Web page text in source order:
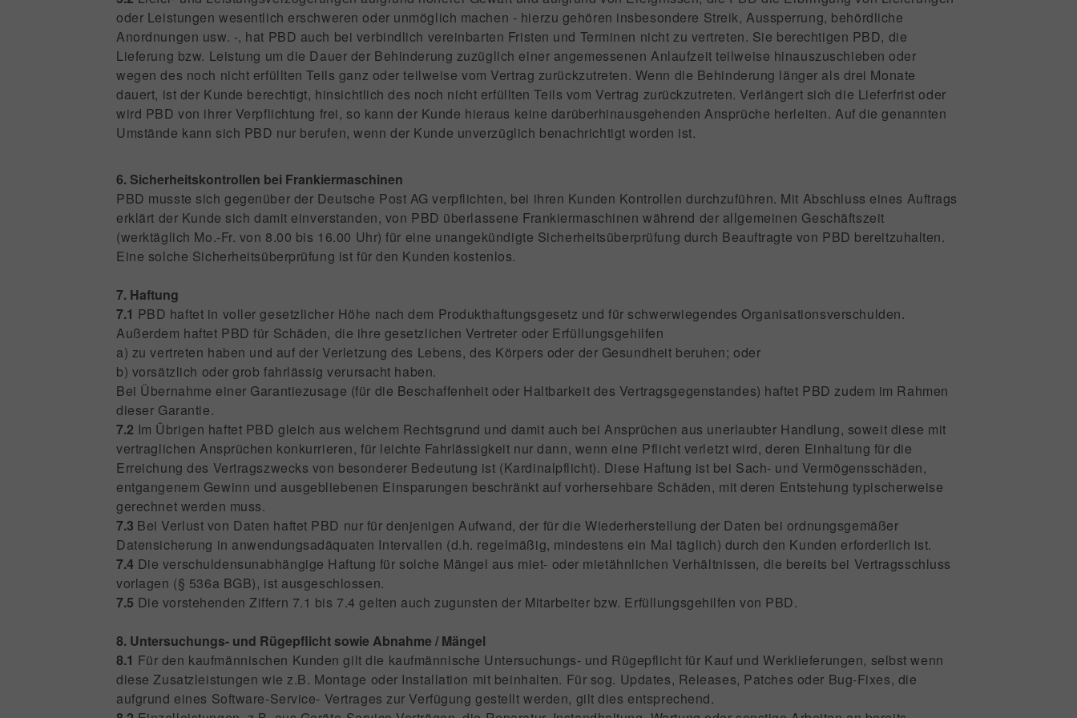
oder Leistungen wesentlich erschweren oder unmöglich machen - hierzu gehören insbesondere Streik, Aussperrung, behördliche
Anordnungen usw. -, hat PBD auch bei verbindlich vereinbarten Fristen und Terminen nicht zu vertreten. Sie berechtigen PBD, die
Lieferung bzw. Leistung um die Dauer der Behinderung zuzüglich einer angemessenen Anlaufzeit teilweise hinauszuschieben oder
wegen des noch nicht erfüllten Teils ganz oder teilweise vom Vertrag zurückzutreten. Wenn die Behinderung länger als drei Monate
dauert, ist der Kunde berechtigt, hinsichtlich des noch nicht erfüllten Teils vom Vertrag zurückzutreten. Verlängert sich die Lieferfrist oder
wird PBD von ihrer Verpflichtung frei, so kann der Kunde hieraus keine darüberhinausgehenden Ansprüche herleiten. Auf die genannten
Umstände kann sich PBD nur berufen, wenn der Kunde unverzüglich benachrichtigt worden ist.
6. Sicherheitskontrollen bei Frankiermaschinen
PBD musste sich gegenüber der Deutsche Post AG verpflichten, bei ihren Kunden Kontrollen durchzuführen. Mit Abschluss eines Auftrags
erklärt der Kunde sich damit einverstanden, von PBD überlassene Frankiermaschinen während der allgemeinen Geschäftszeit
(werktäglich Mo.-Fr. von 8.00 bis 16.00 Uhr) für eine unangekündigte Sicherheitsüberprüfung durch Beauftragte von PBD bereitzuhalten.
Eine solche Sicherheitsüberprüfung ist für den Kunden kostenlos.
7. Haftung
7.1 PBD haftet in voller gesetzlicher Höhe nach dem Produkthaftungsgesetz und für schwerwiegendes Organisationsverschulden.
Außerdem haftet PBD für Schäden, die ihre gesetzlichen Vertreter oder Erfüllungsgehilfen
a) zu vertreten haben und auf der Verletzung des Lebens, des Körpers oder der Gesundheit beruhen; oder
b) vorsätzlich oder grob fahrlässig verursacht haben.
Bei Übernahme einer Garantiezusage (für die Beschaffenheit oder Haltbarkeit des Vertragsgegenstandes) haftet PBD zudem im Rahmen
dieser Garantie.
7.2 Im Übrigen haftet PBD gleich aus welchem Rechtsgrund und damit auch bei Ansprüchen aus unerlaubter Handlung, soweit diese mit
vertraglichen Ansprüchen konkurrieren, für leichte Fahrlässigkeit nur dann, wenn eine Pflicht verletzt wird, deren Einhaltung für die
Erreichung des Vertragszwecks von besonderer Bedeutung ist (Kardinalpflicht). Diese Haftung ist bei Sach- und Vermögensschäden,
entgangenem Gewinn und ausgebliebenen Einsparungen beschränkt auf vorhersehbare Schäden, mit deren Entstehung typischerweise
gerechnet werden muss.
7.3 Bei Verlust von Daten haftet PBD nur für denjenigen Aufwand, der für die Wiederherstellung der Daten bei ordnungsgemäßer
Datensicherung in anwendungsadäquaten Intervallen (d.h. regelmäßig, mindestens ein Mal täglich) durch den Kunden erforderlich ist.
7.4 Die verschuldensunabhängige Haftung für solche Mängel aus miet- oder mietähnlichen Verhältnissen, die bereits bei Vertragsschluss
vorlagen (§ 536a BGB), ist ausgeschlossen.
7.5 Die vorstehenden Ziffern 7.1 bis 7.4 gelten auch zugunsten der Mitarbeiter bzw. Erfüllungsgehilfen von PBD.
8. Untersuchungs- und Rügepflicht sowie Abnahme / Mängel
8.1 Für den kaufmännischen Kunden gilt die kaufmännische Untersuchungs- und Rügepflicht für Kauf und Werklieferungen, selbst wenn
diese Zusatzleistungen wie z.B. Montage oder Installation mit beinhalten. Für sog. Updates, Releases, Patches oder Bug-Fixes, die
aufgrund eines Software-Service- Vertrages zur Verfügung gestellt werden, gilt dies entsprechend.